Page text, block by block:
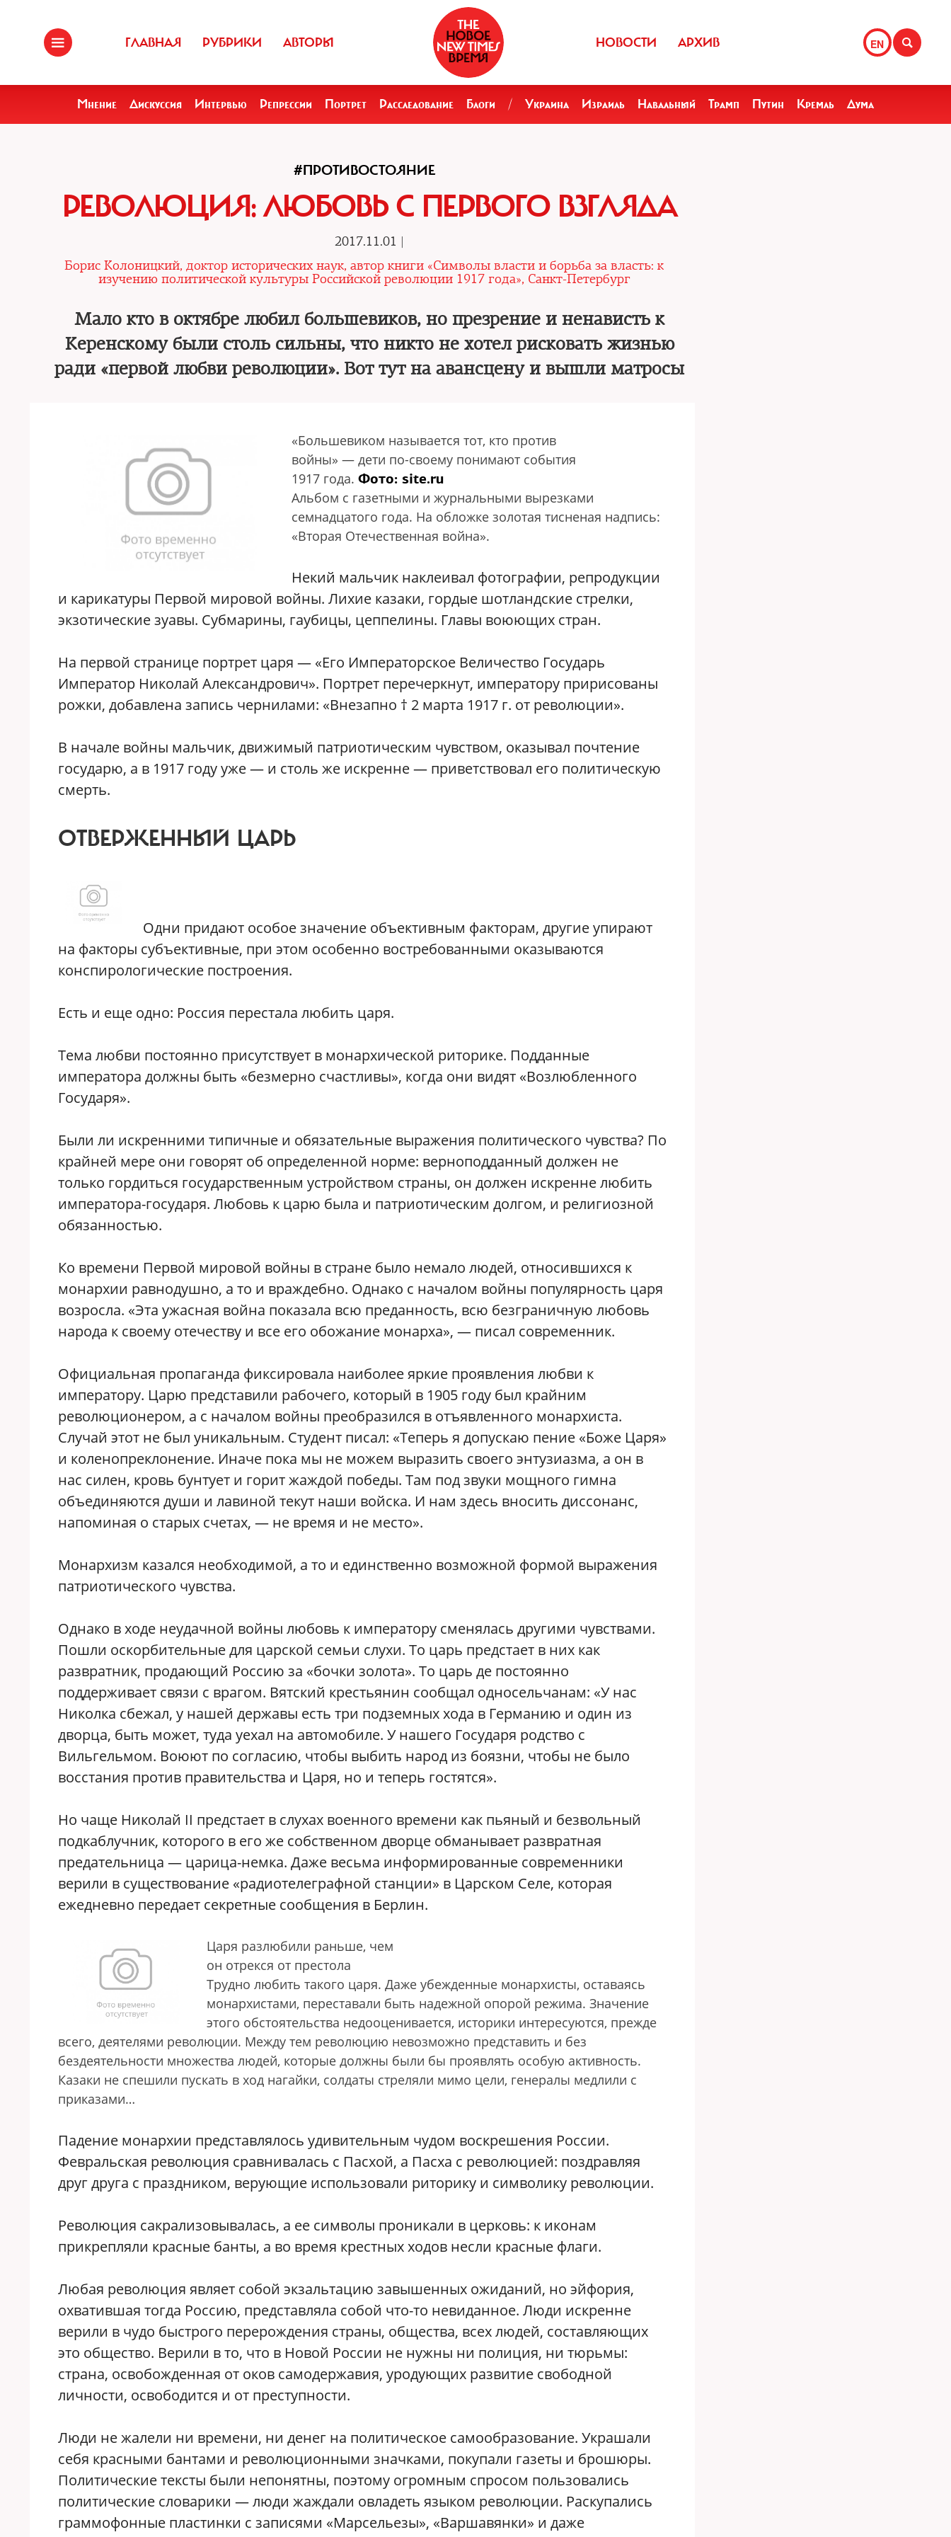
ГЛАВНАЯ РУБРИКИ АВТОРЫ EN
НОВОСТИ АРХИВ
Мнение Дискуссия Интервью Репрессии Портрет Расследование Блоги / Украина Израиль Навальный Трамп Путин Кремль Дума
#ПРОТИВОСТОЯНИЕ
РЕВОЛЮЦИЯ: ЛЮБОВЬ С ПЕРВОГО ВЗГЛЯДА
2017.11.01 |
Борис Колоницкий, доктор исторических наук, автор книги «Символы власти и борьба за власть: к
изучению политической культуры Российской революции 1917 года», Санкт-Петербург
Мало кто в октябре любил большевиков, но презрение и ненависть к
Керенскому были столь сильны, что никто не хотел рисковать жизнью
ради «первой любви революции». Вот тут на авансцену и вышли матросы
«Большевиком называется тот, кто против
войны» — дети по-своему понимают события
1917 года. Фото: site.ru
Альбом с газетными и журнальными вырезками
семнадцатого года. На обложке золотая тисненая надпись:
«Вторая Отечественная война».
Некий мальчик наклеивал фотографии, репродукции
и карикатуры Первой мировой войны. Лихие казаки, гордые шотландские стрелки,
экзотические зуавы. Субмарины, гаубицы, цеппелины. Главы воюющих стран.
На первой странице портрет царя — «Его Императорское Величество Государь
Император Николай Александрович». Портрет перечеркнут, императору пририсованы
рожки, добавлена запись чернилами: «Внезапно † 2 марта 1917 г. от революции».
В начале войны мальчик, движимый патриотическим чувством, оказывал почтение
государю, а в 1917 году уже — и столь же искренне — приветствовал его политическую
смерть.
ОТВЕРЖЕННЫЙ ЦАРЬ
Одни придают особое значение объективным факторам, другие упирают
на факторы субъективные, при этом особенно востребованными оказываются
конспирологические построения.
Есть и еще одно: Россия перестала любить царя.
Тема любви постоянно присутствует в монархической риторике. Подданные
императора должны быть «безмерно счастливы», когда они видят «Возлюбленного
Государя».
Были ли искренними типичные и обязательные выражения политического чувства? По
крайней мере они говорят об определенной норме: верноподданный должен не
только гордиться государственным устройством страны, он должен искренне любить
императора-государя. Любовь к царю была и патриотическим долгом, и религиозной
обязанностью.
Ко времени Первой мировой войны в стране было немало людей, относившихся к
монархии равнодушно, а то и враждебно. Однако с началом войны популярность царя
возросла. «Эта ужасная война показала всю преданность, всю безграничную любовь
народа к своему отечеству и все его обожание монарха», — писал современник.
Официальная пропаганда фиксировала наиболее яркие проявления любви к
императору. Царю представили рабочего, который в 1905 году был крайним
революционером, а с началом войны преобразился в отъявленного монархиста.
Случай этот не был уникальным. Студент писал: «Теперь я допускаю пение «Боже Царя»
и коленопреклонение. Иначе пока мы не можем выразить своего энтузиазма, а он в
нас силен, кровь бунтует и горит жаждой победы. Там под звуки мощного гимна
объединяются души и лавиной текут наши войска. И нам здесь вносить диссонанс,
напоминая о старых счетах, — не время и не место».
Монархизм казался необходимой, а то и единственно возможной формой выражения
патриотического чувства.
Однако в ходе неудачной войны любовь к императору сменялась другими чувствами.
Пошли оскорбительные для царской семьи слухи. То царь предстает в них как
развратник, продающий Россию за «бочки золота». То царь де постоянно
поддерживает связи с врагом. Вятский крестьянин сообщал односельчанам: «У нас
Николка сбежал, у нашей державы есть три подземных хода в Германию и один из
дворца, быть может, туда уехал на автомобиле. У нашего Государя родство с
Вильгельмом. Воюют по согласию, чтобы выбить народ из боязни, чтобы не было
восстания против правительства и Царя, но и теперь гостятся».
Но чаще Николай II предстает в слухах военного времени как пьяный и безвольный
подкаблучник, которого в его же собственном дворце обманывает развратная
предательница — царица-немка. Даже весьма информированные современники
верили в существование «радиотелеграфной станции» в Царском Селе, которая
ежедневно передает секретные сообщения в Берлин.
Царя разлюбили раньше, чем
он отрекся от престола
Трудно любить такого царя. Даже убежденные монархисты, оставаясь
монархистами, переставали быть надежной опорой режима. Значение
этого обстоятельства недооценивается, историки интересуются, прежде
всего, деятелями революции. Между тем революцию невозможно представить и без
бездеятельности множества людей, которые должны были бы проявлять особую активность.
Казаки не спешили пускать в ход нагайки, солдаты стреляли мимо цели, генералы медлили с
приказами…
Падение монархии представлялось удивительным чудом воскрешения России.
Февральская революция сравнивалась с Пасхой, а Пасха с революцией: поздравляя
друг друга с праздником, верующие использовали риторику и символику революции.
Революция сакрализовывалась, а ее символы проникали в церковь: к иконам
прикрепляли красные банты, а во время крестных ходов несли красные флаги.
Любая революция являет собой экзальтацию завышенных ожиданий, но эйфория,
охватившая тогда Россию, представляла собой что-то невиданное. Люди искренне
верили в чудо быстрого перерождения страны, общества, всех людей, составляющих
это общество. Верили в то, что в Новой России не нужны ни полиция, ни тюрьмы:
страна, освобожденная от оков самодержавия, уродующих развитие свободной
личности, освободится и от преступности.
Люди не жалели ни времени, ни денег на политическое самообразование. Украшали
себя красными бантами и революционными значками, покупали газеты и брошюры.
Политические тексты были непонятны, поэтому огромным спросом пользовались
политические словарики — люди жаждали овладеть языком революции. Раскупались
граммофонные пластинки с записями «Марсельезы», «Варшавянки» и даже